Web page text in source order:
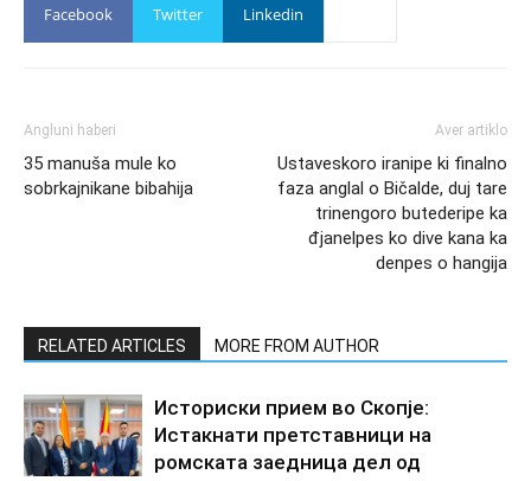
Facebook Twitter Linkedin
Angluni haberi
35 manuša mule ko
sobrkajnikane bibahija
Aver artiklo
Ustaveskoro iranipe ki finalno
faza anglal o Bičalde, duj tare
trinengoro butederipe ka
đjanelpes ko dive kana ka
denpes o hangija
RELATED ARTICLES MORE FROM AUTHOR
Историски прием во Скопје:
Истакнати претставници на
ромската заедница дел од